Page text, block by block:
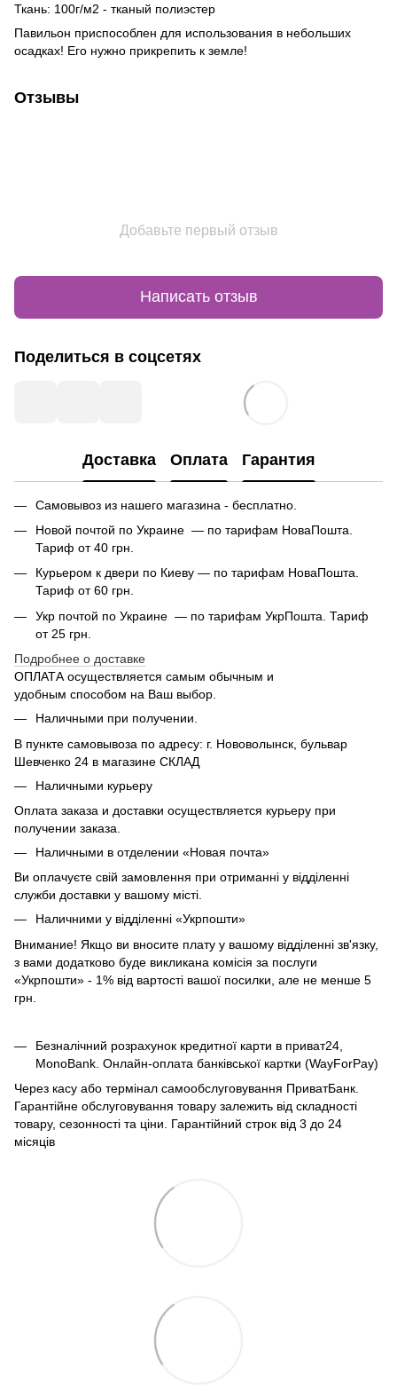
Ткань: 100г/м2 - тканый полиэстер
Павильон приспособлен для использования в небольших
осадках! Его нужно прикрепить к земле!
Отзывы
Добавьте первый отзыв
Написать отзыв
Поделиться в соцсетях
Доставка Оплата Гарантия
Самовывоз из нашего магазина - бесплатно.
Новой почтой по Украине — по тарифам НоваПошта.
Тариф от 40 грн.
Курьером к двери по Киеву — по тарифам НоваПошта.
Тариф от 60 грн.
Укр почтой по Украине — по тарифам УкрПошта. Тариф
от 25 грн.
Подробнее о доставке
ОПЛАТА осуществляется самым обычным и
удобным способом на Ваш выбор.
Наличными при получении.
В пункте самовывоза по адресу: г. Нововолынск, бульвар
Шевченко 24 в магазине СКЛАД
Наличными курьеру
Оплата заказа и доставки осуществляется курьеру при
получении заказа.
Наличными в отделении «Новая почта»
Ви оплачуєте свій замовлення при отриманні у відділенні
служби доставки у вашому місті.
Наличними у відділенні «Укрпошти»
Внимание! Якщо ви вносите плату у вашому відділенні зв'язку,
з вами додатково буде викликана комісія за послуги
«Укрпошти» - 1% від вартості вашої посилки, але не менше 5
грн.
Безналічний розрахунок кредитної карти в приват24,
MonoBank. Онлайн-оплата банківської картки (WayForPay)
Через касу або термінал самообслуговування ПриватБанк.
Гарантійне обслуговування товару залежить від складності
товару, сезонності та ціни. Гарантійний строк від 3 до 24
місяців